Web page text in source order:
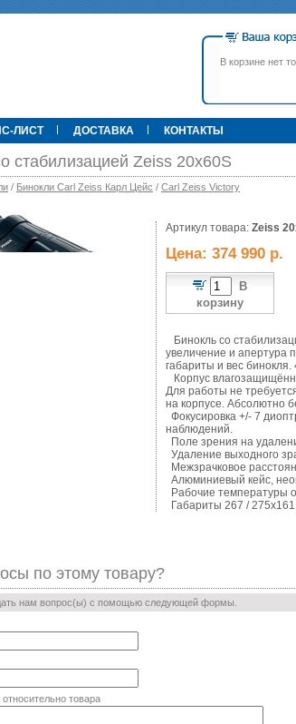
В корзине нет
89 000 р. 79 900 р.
Прицел ATN X-Sight-4k Pro,
3-14, день/ночь (до
600м/400м), трубка 30мм,
фото/видео, IOS/Android, до
6000Дж, 940гр.
ЛИСТ ДОСТАВКА КОНТАКТЫ
стабилизацией Zeiss 20x60S
/ Бинокли Carl Zeiss Карл Цейс / Carl Zeiss Victory
Артикул товара: Zeiss
Цена: 374 990 р.
В
корзину
Бинокль со
увеличение и апертура
габариты и вес
Корпус
Для работы не
на корпусе. Абсолютно
Фокусировка +/- 7
наблюдений.
Поле зрения на
Удаление выходного
Межзрачковое
Алюминиевый кейс,
Рабочие температуры
Габариты 267 /
по этому товару?
нам вопрос(ы) с помощью следующей формы.
товара